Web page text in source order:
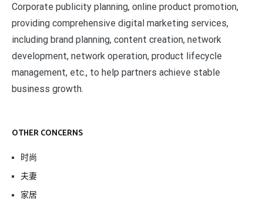
Corporate publicity planning, online product promotion,
providing comprehensive digital marketing services,
including brand planning, content creation, network
development, network operation, product lifecycle
management, etc., to help partners achieve stable
business growth.
OTHER CONCERNS
时尚
夫妻
家居